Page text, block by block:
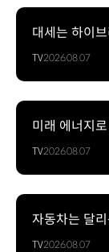
대세는 하이
TV2026.08.07
미래 에너지
TV2026.08.07
자동차는 달
TV2026.08.07